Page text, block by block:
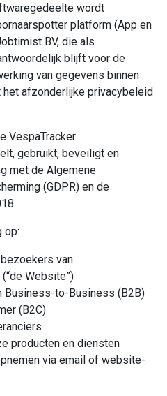
wordt
platform (App en
BV, die als
blijft voor de
van gegevens binnen
afzonderlijke privacybeleid
VespaTracker
gebruikt, beveiligt en
met de Algemene
(GDPR) en de
op:
van
(“de Website”)
Business-to-Business (B2B)
(B2C)
producten en diensten
via email of website-